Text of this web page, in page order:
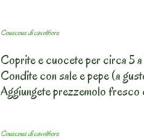
Couscous di cavolfiore
Coprite e cuocete per circa 5 a
Condite con sale e pepe (a
Aggiungete prezzemolo
Couscous di cavolfiore